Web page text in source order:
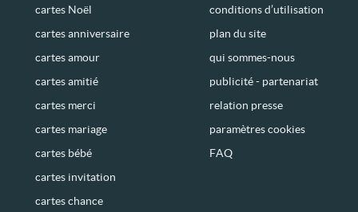
cartes Noël
cartes anniversaire
cartes amour
cartes amitié
cartes merci
cartes mariage
cartes bébé
cartes invitation
cartes chance
conditions d’utilisation
plan du site
qui sommes-nous
publicité - partenariat
relation presse
paramètres cookies
FAQ